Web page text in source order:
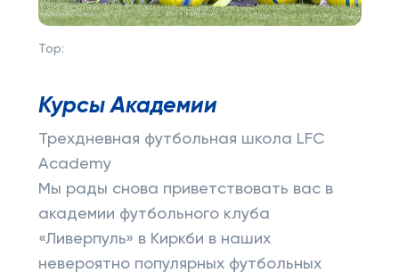
Top:
Курсы Академии
Трехдневная футбольная школа LFC
Academy
Мы рады снова приветствовать вас в
академии футбольного клуба
«Ливерпуль» в Киркби в наших
невероятно популярных футбольных